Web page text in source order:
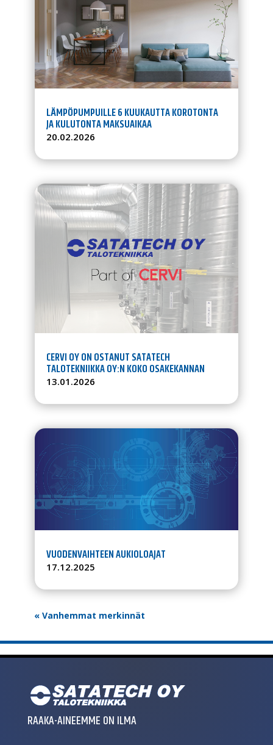
LÄMPÖPUMPUILLE 6 KUUKAUTTA KOROTONTA
JA KULUTONTA MAKSUAIKAA
20.02.2026
CERVI OY ON OSTANUT SATATECH
TALOTEKNIIKKA OY:N KOKO OSAKEKANNAN
13.01.2026
VUODENVAIHTEEN AUKIOLOAJAT
17.12.2025
« Vanhemmat merkinnät
RAAKA-AINEEMME ON ILMA